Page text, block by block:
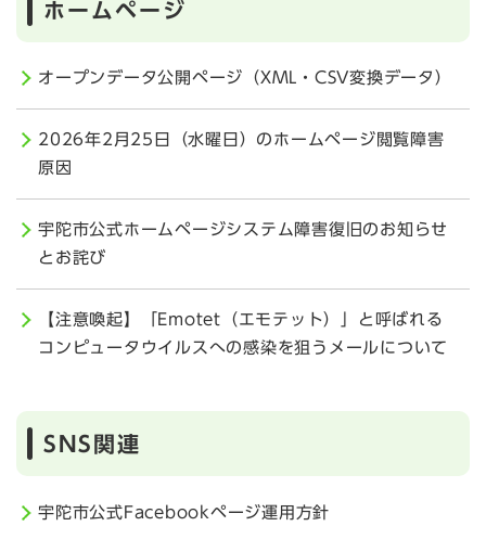
ホームページ
オープンデータ公開ページ（XML・CSV変換データ）
2026年2月25日（水曜日）のホームページ閲覧障害
原因
宇陀市公式ホームページシステム障害復旧のお知らせ
とお詫び
【注意喚起】「Emotet（エモテット）」と呼ばれる
コンピュータウイルスへの感染を狙うメールについて
SNS関連
宇陀市公式Facebookページ運用方針